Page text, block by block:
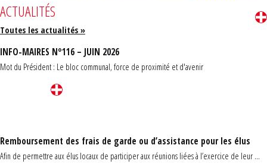
ACTUALITÉS
Toutes les actualités »
INFO-MAIRES N°116 – JUIN 2026
Mot du Président : Le bloc communal, force de proximité et d'avenir
Remboursement des frais de garde ou d’assistance pour les élus
Afin de permettre aux élus locaux de participer aux réunions liées à l’exercice de leur ...